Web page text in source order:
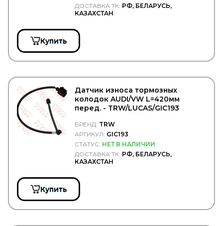
SNR
SONDER
SORL
SPICER
SPIDAN
SRP
SsangYong
STABILUS
STARKMEISTER
STARTEC
SUER
SUNFAB
SUNRISE
SUPROTEC
ДОСТАВКА ТК: РФ, БЕЛАРУСЬ,
КАЗАХСТАН
Купить
Датчик износа тормозных
колодок AUDI/VW L=420мм
перед. - TRW/LUCAS/GIC193
БРЕНД: TRW
АРТИКУЛ: GIC193
СТАТУС: НЕТ В НАЛИЧИИ
ДОСТАВКА ТК: РФ, БЕЛАРУСЬ,
КАЗАХСТАН
Купить